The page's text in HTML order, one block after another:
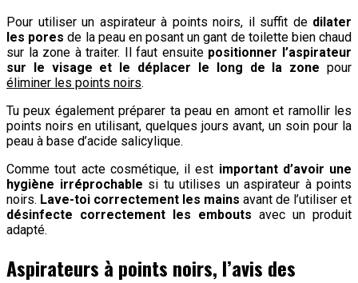
Pour utiliser un aspirateur à points noirs, il suffit de dilater
les pores de la peau en posant un gant de toilette bien chaud
sur la zone à traiter. Il faut ensuite positionner l’aspirateur
sur le visage et le déplacer le long de la zone pour
éliminer les points noirs.
Tu peux également préparer ta peau en amont et ramollir les
points noirs en utilisant, quelques jours avant, un soin pour la
peau à base d’acide salicylique.
Comme tout acte cosmétique, il est important d’avoir une
hygiène irréprochable si tu utilises un aspirateur à points
noirs. Lave-toi correctement les mains avant de l’utiliser et
désinfecte correctement les embouts avec un produit
adapté.
Aspirateurs à points noirs, l’avis des